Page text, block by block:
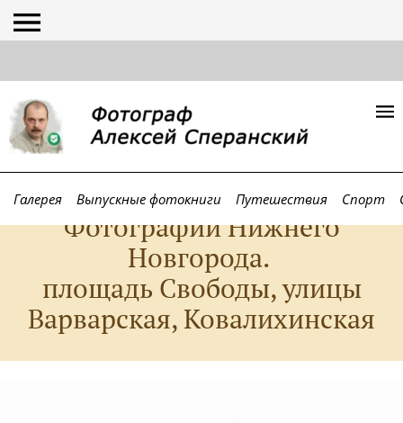
Галерея Выпускные фотокниги Путешествия Спорт
Фотографии Нижнего
Новгорода.
площадь Свободы, улицы
Варварская, Ковалихинская